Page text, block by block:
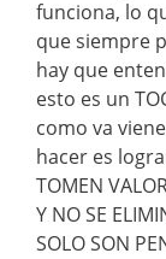
funciona, lo
que siempre
hay que
esto es un
como va
hacer es
TOMEN
Y NO SE
SOLO SON